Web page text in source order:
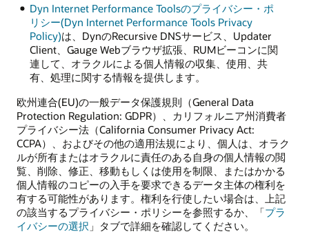
Dyn Internet Performance Toolsのプライバシー・ポ
リシー(Dyn Internet Performance Tools Privacy
Policy)は、DynのRecursive DNSサービス、Updater
Client、Gauge Webブラウザ拡張、RUMビーコンに関
連して、オラクルによる個人情報の収集、使用、共
有、処理に関する情報を提供します。
欧州連合(EU)の一般データ保護規則（General Data
Protection Regulation: GDPR）、カリフォルニア州消費者
プライバシー法（California Consumer Privacy Act:
CCPA）、およびその他の適用法規により、個人は、オラク
ルが所有またはオラクルに責任のある自身の個人情報の閲
覧、削除、修正、移動もしくは使用を制限、またはかかる
個人情報のコピーの入手を要求できるデータ主体の権利を
有する可能性があります。権利を行使したい場合は、上記
の該当するプライバシー・ポリシーを参照するか、「プラ
イバシーの選択 」タブで詳細を確認してください。